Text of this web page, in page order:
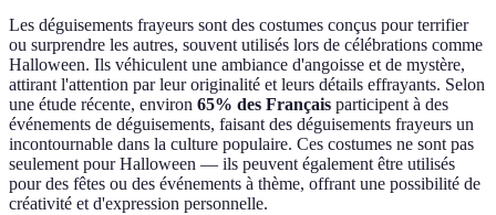
Les déguisements frayeurs sont des costumes conçus pour terrifier
ou surprendre les autres, souvent utilisés lors de célébrations comme
Halloween. Ils véhiculent une ambiance d'angoisse et de mystère,
attirant l'attention par leur originalité et leurs détails effrayants. Selon
une étude récente, environ 65% des Français participent à des
événements de déguisements, faisant des déguisements frayeurs un
incontournable dans la culture populaire. Ces costumes ne sont pas
seulement pour Halloween — ils peuvent également être utilisés
pour des fêtes ou des événements à thème, offrant une possibilité de
créativité et d'expression personnelle.